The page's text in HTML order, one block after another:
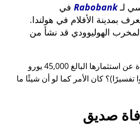
لـRabobank في
بمدينة الأفلام في هولندا.
الهوليوودي قد نشأ من
البالغ 45,000 يورو
تفسيرًا)؟ كان الأمر كما لو أن شيئًا ما
صديق